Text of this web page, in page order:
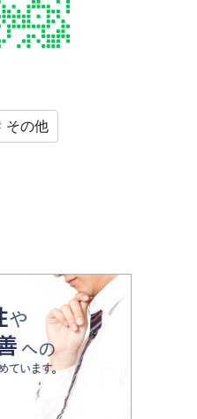
その他